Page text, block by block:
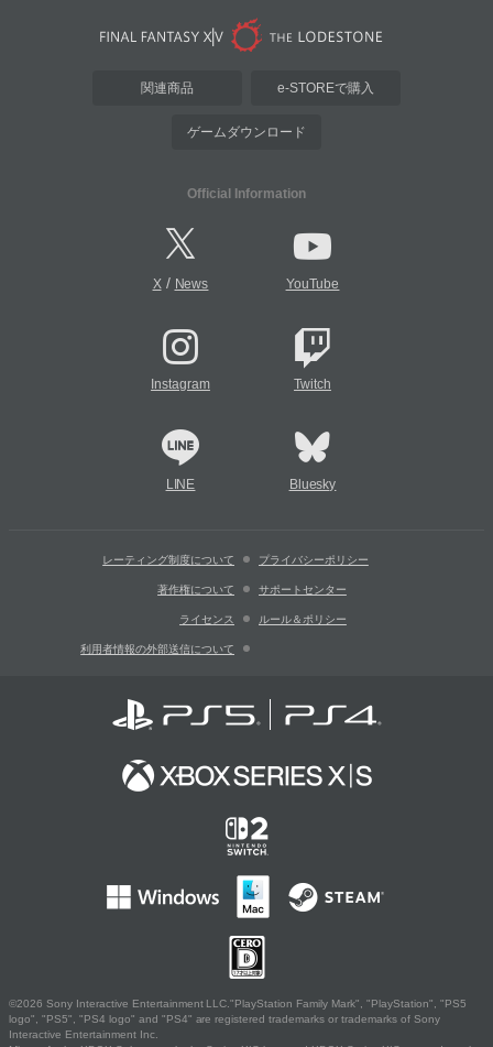
関連商品 e-STOREで購入
ゲームダウンロード
Official Information
X/ News YouTube
Instagram Twitch
LINE Bluesky
レーティング制度について プライバシーポリシー
著作権について サポートセンター
ライセンス ルール＆ポリシー
利用者情報の外部送信について
©2026 Sony Interactive Entertainment LLC."PlayStation Family Mark", "PlayStation", "PS5
logo", "PS5", "PS4 logo" and "PS4" are registered trademarks or trademarks of Sony
Interactive Entertainment Inc.